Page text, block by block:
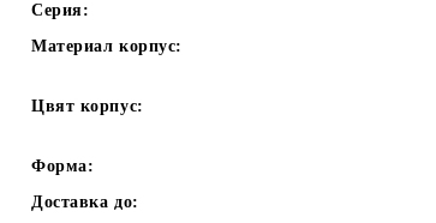
Серия:
Материал корпус:
Цвят корпус:
Форма:
Доставка до: